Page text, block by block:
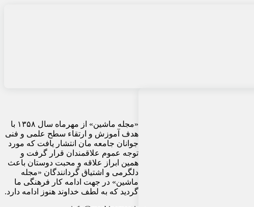
«مجله ماشین» از مهرماه سال ۱۳۵۸ با
هدف آموزش و ارتقاء سطح علمی و فنی
جوانان جامعه مان انتشار یافت که مورد
توجه عموم علاقمندان قرار گرفت و
همین ابراز علاقه و محبت دوستان باعث
دلگرمی و اشتیاق گردانندگان «مجله
ماشین» در جهت ادامه کار فرهنگی ما
گردید که به لطف خداوند هنوز ادامه دارد.